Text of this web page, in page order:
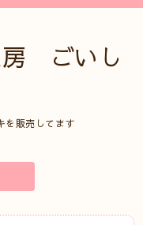
房 ごいし
を販売してます